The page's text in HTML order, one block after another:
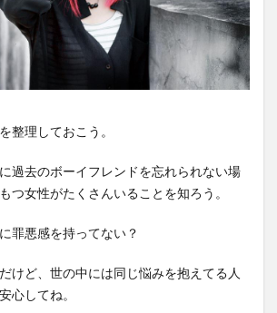
整理しておこう。
過去のボーイフレンドを忘れられない場
つ女性がたくさんいることを知ろう。
罪悪感を持ってない？
けど、世の中には同じ悩みを抱えてる人
心してね。